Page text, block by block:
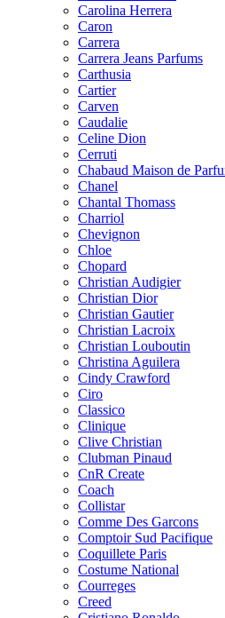
Carolina Herrera
Caron
Carrera
Carrera Jeans Parfums
Carthusia
Cartier
Carven
Caudalie
Celine Dion
Cerruti
Chabaud Maison de
Chanel
Chantal Thomass
Charriol
Chevignon
Chloe
Chopard
Christian Audigier
Christian Dior
Christian Gautier
Christian Lacroix
Christian Louboutin
Christina Aguilera
Cindy Crawford
Ciro
Classico
Clinique
Clive Christian
Clubman Pinaud
CnR Create
Coach
Collistar
Comme Des Garcons
Comptoir Sud Pacifique
Coquillete Paris
Costume National
Courreges
Creed